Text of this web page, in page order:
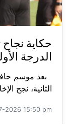
حكاية
الدرجة
بعد موسم
الثانية، نجح
2026 15:50 pm